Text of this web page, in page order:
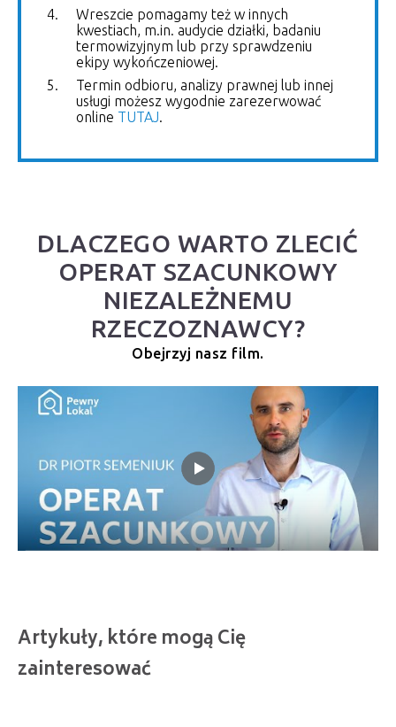
Wreszcie pomagamy też w innych
kwestiach, m.in. audycie działki, badaniu
termowizyjnym lub przy sprawdzeniu
ekipy wykończeniowej.
Termin odbioru, analizy prawnej lub innej
usługi możesz wygodnie zarezerwować
online TUTAJ
DLACZEGO WARTO ZLECIĆ
OPERAT SZACUNKOWY
NIEZALEŻNEMU
RZECZOZNAWCY?
Obejrzyj nasz film.
Artykuły, które mogą Cię
zainteresować